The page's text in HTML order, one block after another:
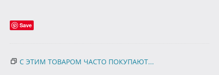
Save
С ЭТИМ ТОВАРОМ ЧАСТО ПОКУПАЮТ...